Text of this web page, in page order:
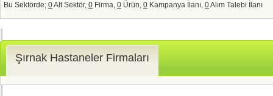
Bu Sektörde; 0Alt Sektör, 0 Firma, 0 Ürün, 0 Kampanya İlanı, 0Alım Talebi İlanı
Şırnak Hastaneler Firmaları